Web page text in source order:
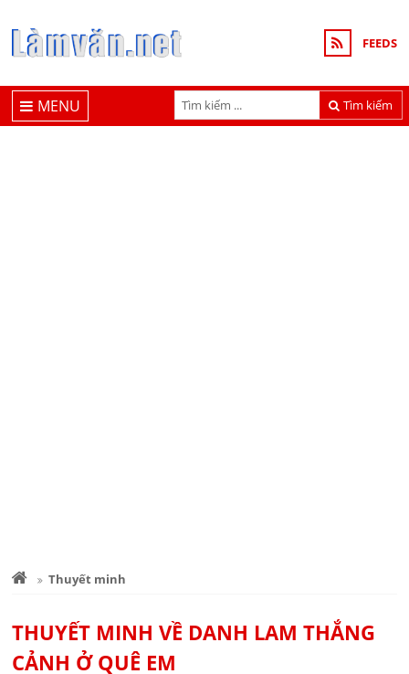
FEEDS
Tìm kiếm
MENU
Thuyết minh
THUYẾT MINH VỀ DANH LAM THẮNG
CẢNH Ở QUÊ EM